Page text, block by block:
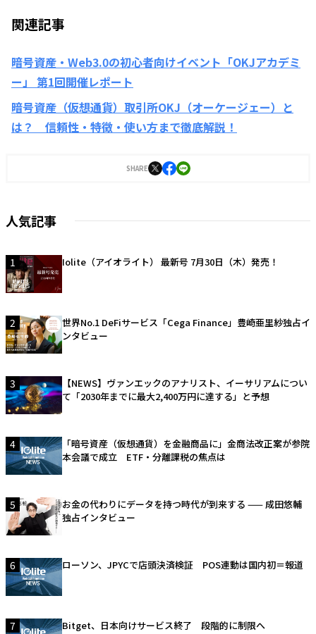
関連記事
暗号資産・Web3.0の初心者向けイベント「OKJアカデミ
ー」 第1回開催レポート
暗号資産（仮想通貨）取引所OKJ（オーケージェー）と
は？ 信頼性・特徴・使い方まで徹底解説！
SHARE
人気記事
1 Iolite（アイオライト） 最新号 7月30日（木）発売！
2
世界No.1 DeFiサービス「Cega Finance」豊崎亜里紗独占イ
ンタビュー
3
【NEWS】ヴァンエックのアナリスト、イーサリアムについ
て「2030年までに最大2,400万円に達する」と予想
4
「暗号資産（仮想通貨）を金融商品に」金商法改正案が参院
本会議で成立 ETF・分離課税の焦点は
5
お金の代わりにデータを持つ時代が到来する —— 成田悠輔
独占インタビュー
6 ローソン、JPYCで店頭決済検証 POS連動は国内初＝報道
7 Bitget、日本向けサービス終了 段階的に制限へ